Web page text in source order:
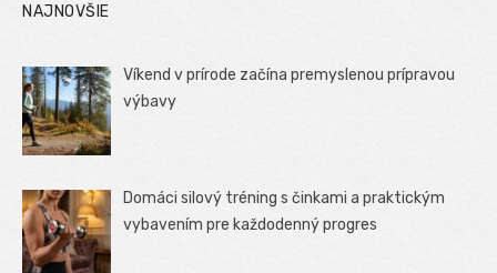
NAJNOVŠIE
Víkend v prírode začína premyslenou prípravou
výbavy
Domáci silový tréning s činkami a praktickým
vybavením pre každodenný progres